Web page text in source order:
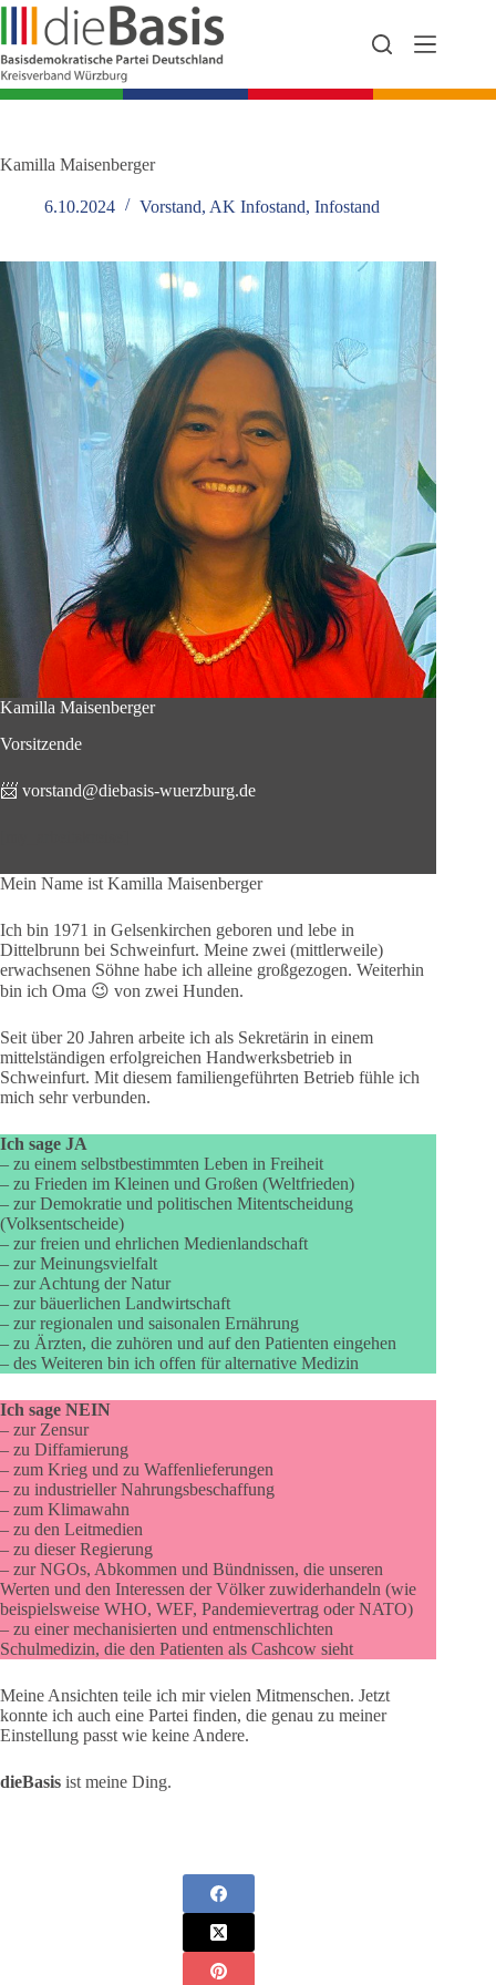
Zum
springen
Kamilla Maisenberger
6.10.2024 Vorstand, AK Infostand, Infostand
Kamilla Maisenberger
Vorsitzende
📨 vorstand@diebasis-wuerzburg.de
Mein Name ist Kamilla Maisenberger
Ich bin 1971 in Gelsenkirchen geboren und lebe in
Dittelbrunn bei Schweinfurt. Meine zwei (mittlerweile)
erwachsenen Söhne habe ich alleine großgezogen. Weiterhin
bin ich Oma 😉 von zwei Hunden.
Seit über 20 Jahren arbeite ich als Sekretärin in einem
mittelständigen erfolgreichen Handwerksbetrieb in
Schweinfurt. Mit diesem familiengeführten Betrieb fühle ich
mich sehr verbunden.
Ich sage JA
– zu einem selbstbestimmten Leben in Freiheit
– zu Frieden im Kleinen und Großen (Weltfrieden)
– zur Demokratie und politischen Mitentscheidung
(Volksentscheide)
– zur freien und ehrlichen Medienlandschaft
– zur Meinungsvielfalt
– zur Achtung der Natur
– zur bäuerlichen Landwirtschaft
– zur regionalen und saisonalen Ernährung
– zu Ärzten, die zuhören und auf den Patienten eingehen
– des Weiteren bin ich offen für alternative Medizin
Ich sage NEIN
– zur Zensur
– zu Diffamierung
– zum Krieg und zu Waffenlieferungen
– zu industrieller Nahrungsbeschaffung
– zum Klimawahn
– zu den Leitmedien
– zu dieser Regierung
– zur NGOs, Abkommen und Bündnissen, die unseren
Werten und den Interessen der Völker zuwiderhandeln (wie
beispielsweise WHO, WEF, Pandemievertrag oder NATO)
– zu einer mechanisierten und entmenschlichten
Schulmedizin, die den Patienten als Cashcow sieht
Meine Ansichten teile ich mir vielen Mitmenschen. Jetzt
konnte ich auch eine Partei finden, die genau zu meiner
Einstellung passt wie keine Andere.
dieBasis ist meine Ding.